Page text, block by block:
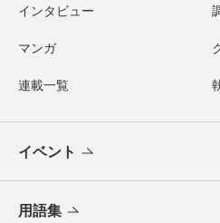
インタビュー
マンガ
連載一覧
イベント
用語集